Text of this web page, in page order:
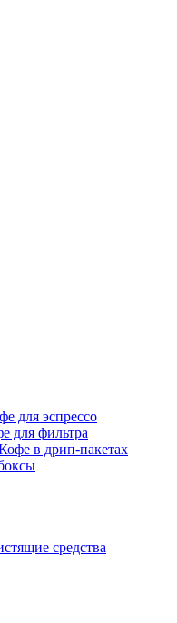
для эспрессо
для фильтра
в дрип-пакетах
средства